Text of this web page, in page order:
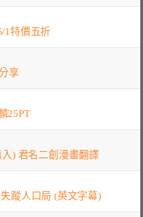
1特價五折
享
25PT
) 君名二創漫畫翻譯
蹤人口局 (英文字幕)